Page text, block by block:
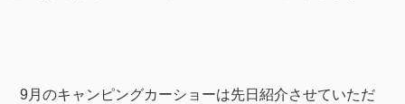
9月のキャンピングカーショーは先日紹介させていただ